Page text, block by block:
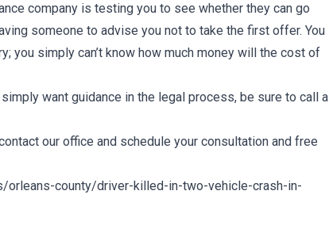
company is testing you to see whether they can go
someone to advise you not to take the first offer. You
you simply can’t know how much money will the cost of
want guidance in the legal process, be sure to call a
our office and schedule your consultation and free
county/driver-killed-in-two-vehicle-crash-in-